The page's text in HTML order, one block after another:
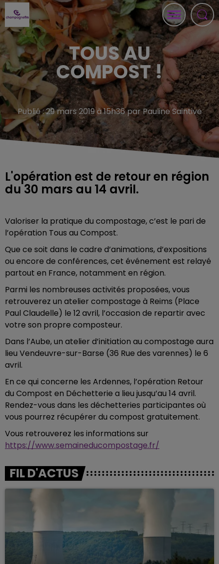
TOUS AU
COMPOST !
Publié : 29 mars 2019 à 15h36 par Pauline Saintive
L'opération est de retour en région
du 30 mars au 14 avril.
Valoriser la pratique du compostage, c’est le pari de
l’opération Tous au Compost.
Que ce soit dans le cadre d’animations, d’expositions
ou encore de conférences, cet événement est relayé
partout en France, notamment en région.
Parmi les nombreuses activités proposées, vous
retrouverez un atelier compostage à Reims (Place
Paul Claudelle) le 12 avril, l’occasion de repartir avec
votre son propre composteur.
Dans l’Aube, un atelier d’initiation au compostage aura
lieu Vendeuvre-sur-Barse (36 Rue des varennes) le 6
avril.
En ce qui concerne les Ardennes, l’opération Retour
du Compost en Déchetterie a lieu jusqu’au 14 avril.
Rendez-vous dans les déchetteries participantes où
vous pourrez récupérer du compost gratuitement.
Vous retrouverez les informations sur
https://www.semaineducompostage.fr/
FIL D'ACTUS